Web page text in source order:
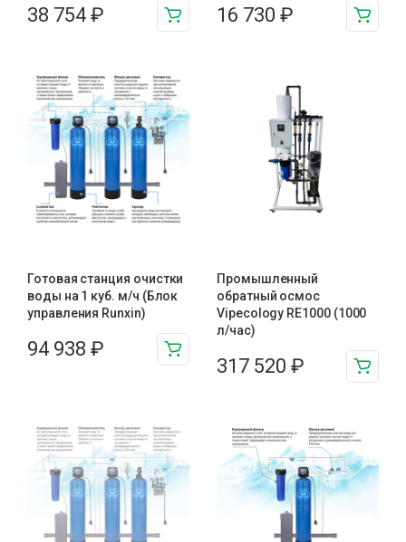
38 754 ₽ 16 730 ₽
Готовая станция очистки
воды на 1 куб. м/ч (Блок
управления Runxin)
94 938 ₽
Промышленный
обратный осмос
Vipecology RE1000 (1000
л/час)
317 520 ₽